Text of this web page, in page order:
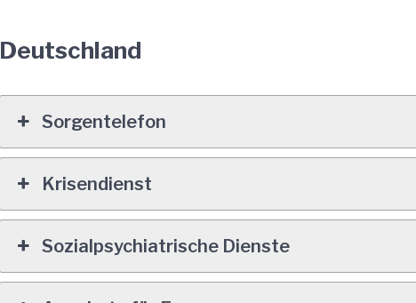
Deutschland
Sorgentelefon
Krisendienst
Sozialpsychiatrische Dienste